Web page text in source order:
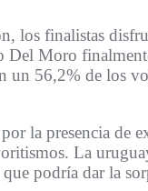
los finalistas
Del Moro
un 56,2% de los
la presencia de
La
podría dar la